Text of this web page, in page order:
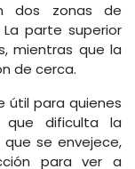
dos zonas de
parte superior
mientras que la
de cerca.
útil para quienes
que dificulta la
se envejece,
para ver a